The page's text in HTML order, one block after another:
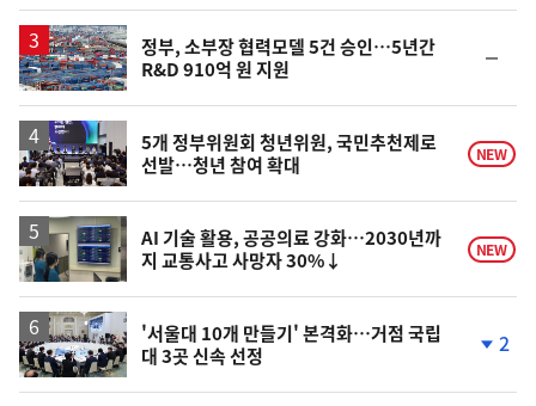
일
정부, 소부장 협력모델 5건 승인…5년간
R&D 910억 원 지원
일
5개 정부위원회 청년위원, 국민추천제로
선발…청년 참여 확대
NEW
AI 기술 활용, 공공의료 강화…2030년까
지 교통사고 사망자 30%↓
NEW
'서울대 10개 만들기' 본격화…거점 국립
대 3곳 신속 선정
계
2